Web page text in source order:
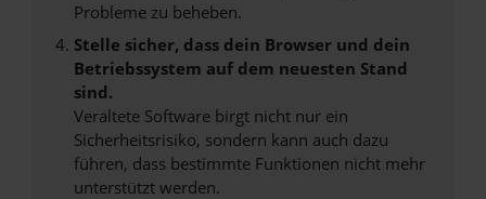
Probleme zu beheben.
Stelle sicher, dass dein Browser und dein
Betriebssystem auf dem neuesten Stand
sind.
Veraltete Software birgt nicht nur ein
Sicherheitsrisiko, sondern kann auch dazu
führen, dass bestimmte Funktionen nicht mehr
unterstützt werden.